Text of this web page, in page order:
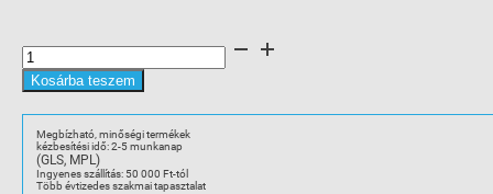
42BT-
B1LBSN-
F4
érz.4
csat.
mennyiség
Kosárba teszem
Megbízható, minőségi termékek
kézbesítési idő: 2-5 munkanap
(GLS, MPL)
Ingyenes szállítás: 50 000 Ft-tól
Több évtizedes szakmai tapasztalat